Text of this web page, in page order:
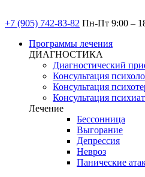
+7 (905) 742-83-82 Пн-Пт 9:00 –
Программы лечения
ДИАГНОСТИКА
Диагностический
Консультация
Консультация
Консультация
Лечение
Бессонница
Выгорание
Депрессия
Невроз
Панические